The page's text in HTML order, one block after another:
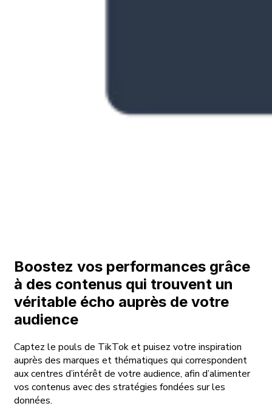
Boostez vos performances grâce
à des contenus qui trouvent un
véritable écho auprès de votre
audience
Captez le pouls de TikTok et puisez votre inspiration
auprès des marques et thématiques qui correspondent
aux centres d’intérêt de votre audience, afin d’alimenter
vos contenus avec des stratégies fondées sur les
données.